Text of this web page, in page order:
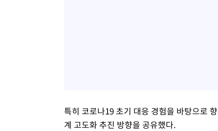
특히 코로나19 초기 대응 경험을 바탕으로
계 고도화 추진 방향을 공유했다.